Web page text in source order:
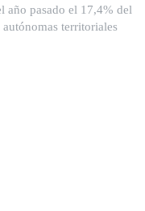
año pasado el 17,4% del
territoriales